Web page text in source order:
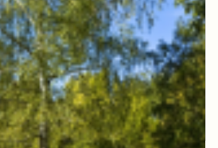
Ruwe berk
Betula pendula